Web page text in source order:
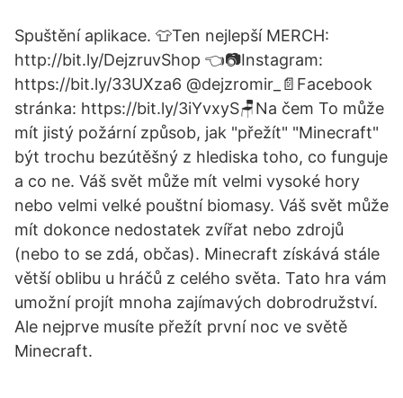
Spuštění aplikace. 👕Ten nejlepší MERCH:
http://bit.ly/DejzruvShop 👈📷Instagram:
https://bit.ly/33UXza6 @dejzromir_📄Facebook
stránka: https://bit.ly/3iYvxyS🪑Na čem To může
mít jistý požární způsob, jak "přežít" "Minecraft"
být trochu bezútěšný z hlediska toho, co funguje
a co ne. Váš svět může mít velmi vysoké hory
nebo velmi velké pouštní biomasy. Váš svět může
mít dokonce nedostatek zvířat nebo zdrojů
(nebo to se zdá, občas). Minecraft získává stále
větší oblibu u hráčů z celého světa. Tato hra vám
umožní projít mnoha zajímavých dobrodružství.
Ale nejprve musíte přežít první noc ve světě
Minecraft.